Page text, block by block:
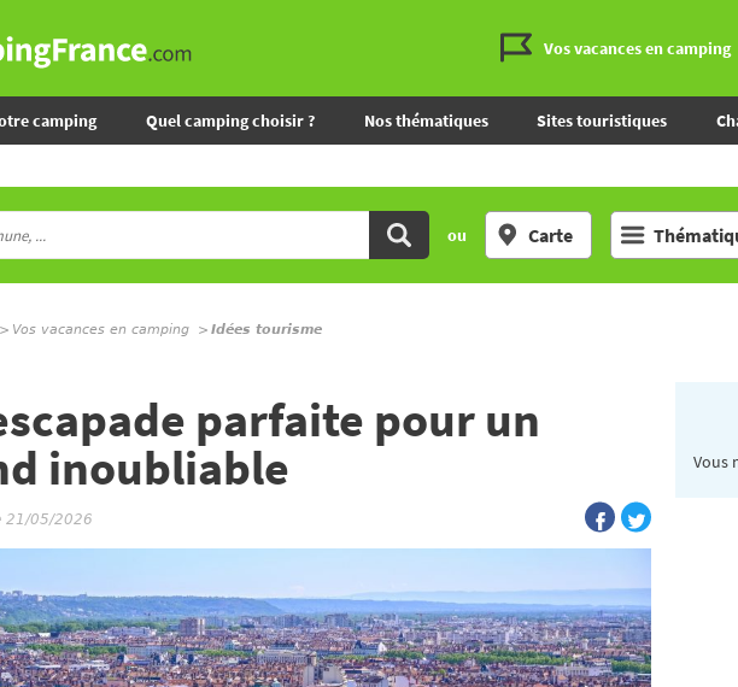
Vos vacances en camping
camping Quel camping choisir ? Nos thématiques Sites touristiques
ou Carte
Vos vacances en camping Idées tourisme
parfaite pour un
inoubliable
21/05/2026
Vous